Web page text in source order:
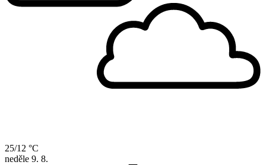
25/12 °C
neděle 9. 8.